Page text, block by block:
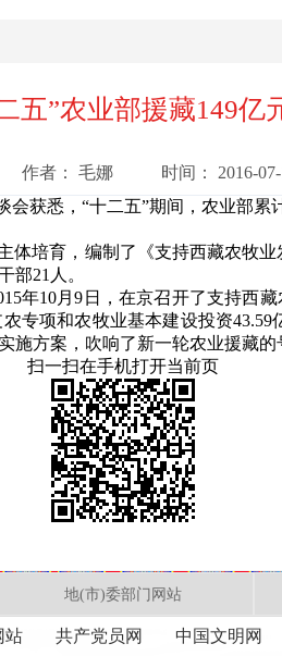
五”农业部援藏149亿
作者： 毛娜 时间： 2016-
悉，“十二五”期间，农业部累
培育，编制了《支持西藏农牧业
部21人。
10月9日，在京召开了支持西
专项和农牧业基本建设投资
方案，吹响了新一轮农业援藏的
扫一扫在手机打开当前页
地(市)委部门网站
站 共产党员网 中国文明网